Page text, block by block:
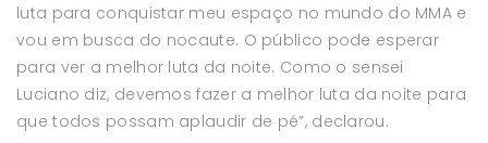
luta para conquistar meu espaço no mundo do MMA e
vou em busca do nocaute. O público pode esperar
para ver a melhor luta da noite. Como o sensei
Luciano diz, devemos fazer a melhor luta da noite para
que todos possam aplaudir de pé”, declarou.